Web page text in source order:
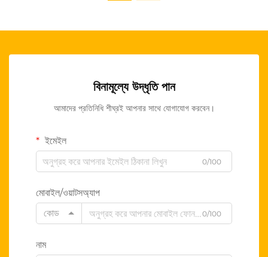
বিনামূল্যে উদ্ধৃতি পান
আমাদের প্রতিনিধি শীঘ্রই আপনার সাথে যোগাযোগ করবেন।
ইমেইল
0/100
মোবাইল/ওয়াটসঅ্যাপ
কোড
0/100
নাম